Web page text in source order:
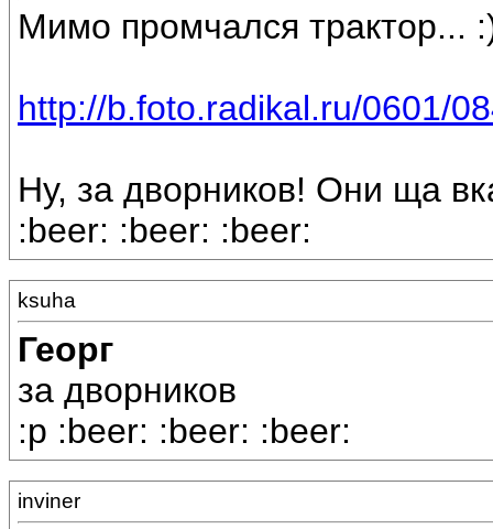
Мимо промчался трактор...
http://b.foto.radikal.ru/0601/
Ну, за дворников! Они ща
:beer: :beer: :beer:
ksuha
Георг
за дворников
:p :beer: :beer: :beer:
inviner